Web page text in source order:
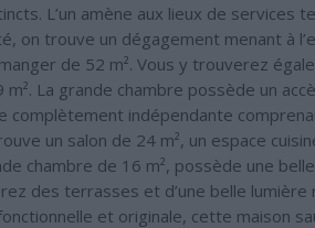
L’un amène aux lieux de services
on trouve un dégagement menant à
de 52 m². Vous y trouverez
La grande chambre possède un
complètement indépendante
un salon de 24 m², un espace
chambre de 16 m², possède une
des terrasses et d’une belle lumière
et originale, cette maison